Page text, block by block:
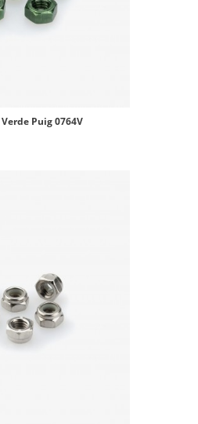
Puig 0764V